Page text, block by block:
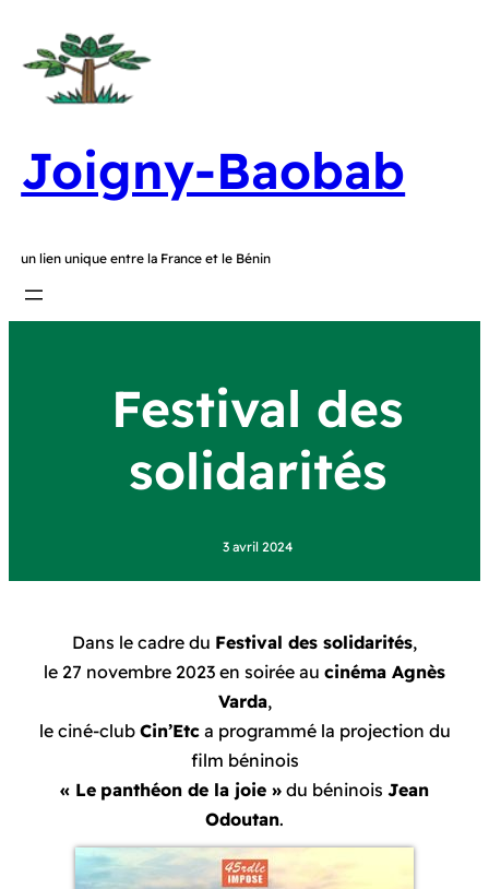
Joigny-Baobab
un lien unique entre la France et le Bénin
Festival des
solidarités
3 avril 2024
Dans le cadre du Festival des solidarités,
le 27 novembre 2023 en soirée au cinéma Agnès
Varda,
le ciné-club Cin’Etca programmé la projection du
film béninois
« Le panthéon de la joie » du béninois Jean
Odoutan.